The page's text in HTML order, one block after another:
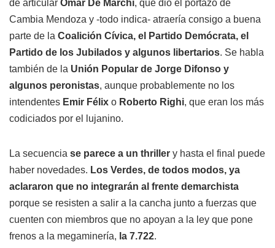
de articular Omar De Marchi, que dio el portazo de
Cambia Mendoza y -todo indica- atraería consigo a buena
parte de la Coalición Cívica, el Partido Demócrata, el
Partido de los Jubilados y algunos libertarios. Se habla
también de la Unión Popular de Jorge Difonso y
algunos peronistas, aunque probablemente no los
intendentes Emir Félix o Roberto Righi, que eran los más
codiciados por el lujanino.
La secuencia se parece a un thriller y hasta el final puede
haber novedades. Los Verdes, de todos modos, ya
aclararon que no integrarán al frente demarchista
porque se resisten a salir a la cancha junto a fuerzas que
cuenten con miembros que no apoyan a la ley que pone
frenos a la megaminería, la 7.722.